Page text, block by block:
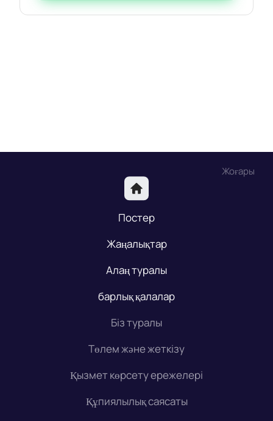
Жоғары
Постер
Жаңалықтар
Алаң туралы
барлық қалалар
Біз туралы
Төлем және жеткізу
Қызмет көрсету ережелері
Құпиялылық саясаты